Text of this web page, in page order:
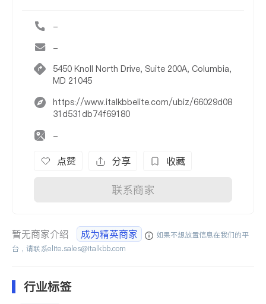
-
-
5450 Knoll North Drive, Suite 200A, Columbia,
MD 21045
https://www.italkbbelite.com/ubiz/66029d08
31d531db74f69180
-
点赞 分享 收藏
联系商家
暂无商家介绍 成为精英商家
如果不想放置信息在我们的平
台，请联系elite.sales@italkbb.com
行业标签